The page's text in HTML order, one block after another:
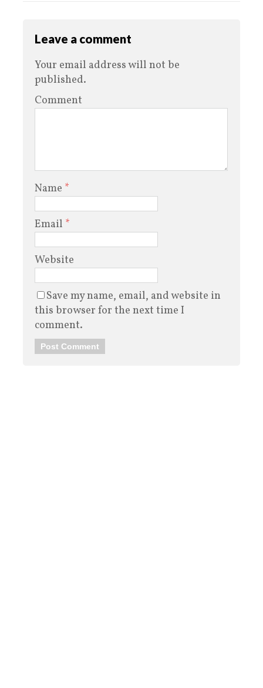
Leave a comment
Your email address will not be
published.
Comment
Name *
Email *
Website
Save my name, email, and website in
this browser for the next time I
comment.